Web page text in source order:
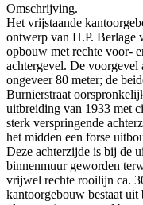
Omschrijving.
Het vrijstaande
ontwerp van H.P. Berlage
opbouw met rechte voor-
achtergevel. De voorgevel
ongeveer 80 meter; de
Burnierstraat
uitbreiding van 1933 met
sterk verspringende
het midden een forse
Deze achterzijde is bij de
binnenmuur geworden
vrijwel rechte rooilijn ca.
kantoorgebouw bestaat